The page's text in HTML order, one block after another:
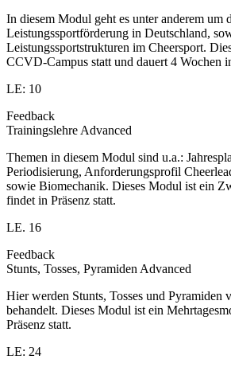
In diesem Modul geht es unter anderem um
Leistungssportförderung in Deutschland,
Leistungssportstrukturen im Cheersport.
CCVD-Campus statt und dauert 4 Wochen
LE: 10
Feedback
Trainingslehre Advanced
Themen in diesem Modul sind u.a.:
Periodisierung, Anforderungsprofil
sowie Biomechanik. Dieses Modul ist ein
findet in Präsenz statt.
LE. 16
Feedback
Stunts, Tosses, Pyramiden Advanced
Hier werden Stunts, Tosses und Pyramiden
behandelt. Dieses Modul ist ein
Präsenz statt.
LE: 24